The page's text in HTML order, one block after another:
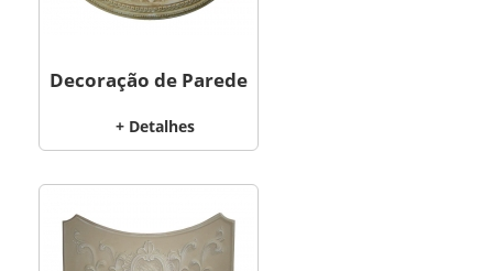
Decoração de Parede
+ Detalhes